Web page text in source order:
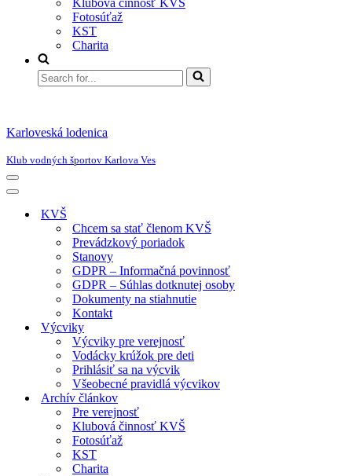
Klubová činnosť KVŠ
Fotosúťaž
KST
Charita
Search
for...
Karloveská lodenica
Klub vodných športov Karlova Ves
Menu
navigácie
Menu
navigácieKVŠ
Chcem sa stať členom KVŠ
Prevádzkový poriadok
Stanovy
GDPR – Informačná povinnosť
GDPR – Súhlas dotknutej osoby
Dokumenty na stiahnutie
Kontakt
Výcviky
Výcviky pre verejnosť
Vodácky krúžok pre deti
Prihlásiť sa na výcvik
Všeobecné pravidlá výcvikov
Archív článkov
Pre verejnosť
Klubová činnosť KVŠ
Fotosúťaž
KST
Charita